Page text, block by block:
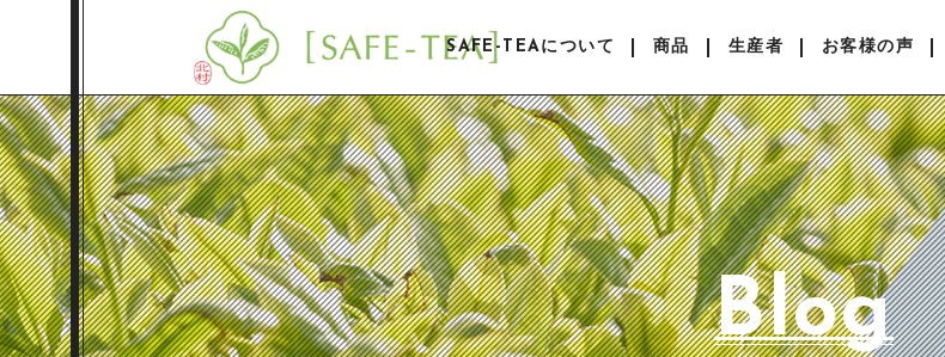
SAFE-TEAについて 商品 生産者 お客様の声
Blog